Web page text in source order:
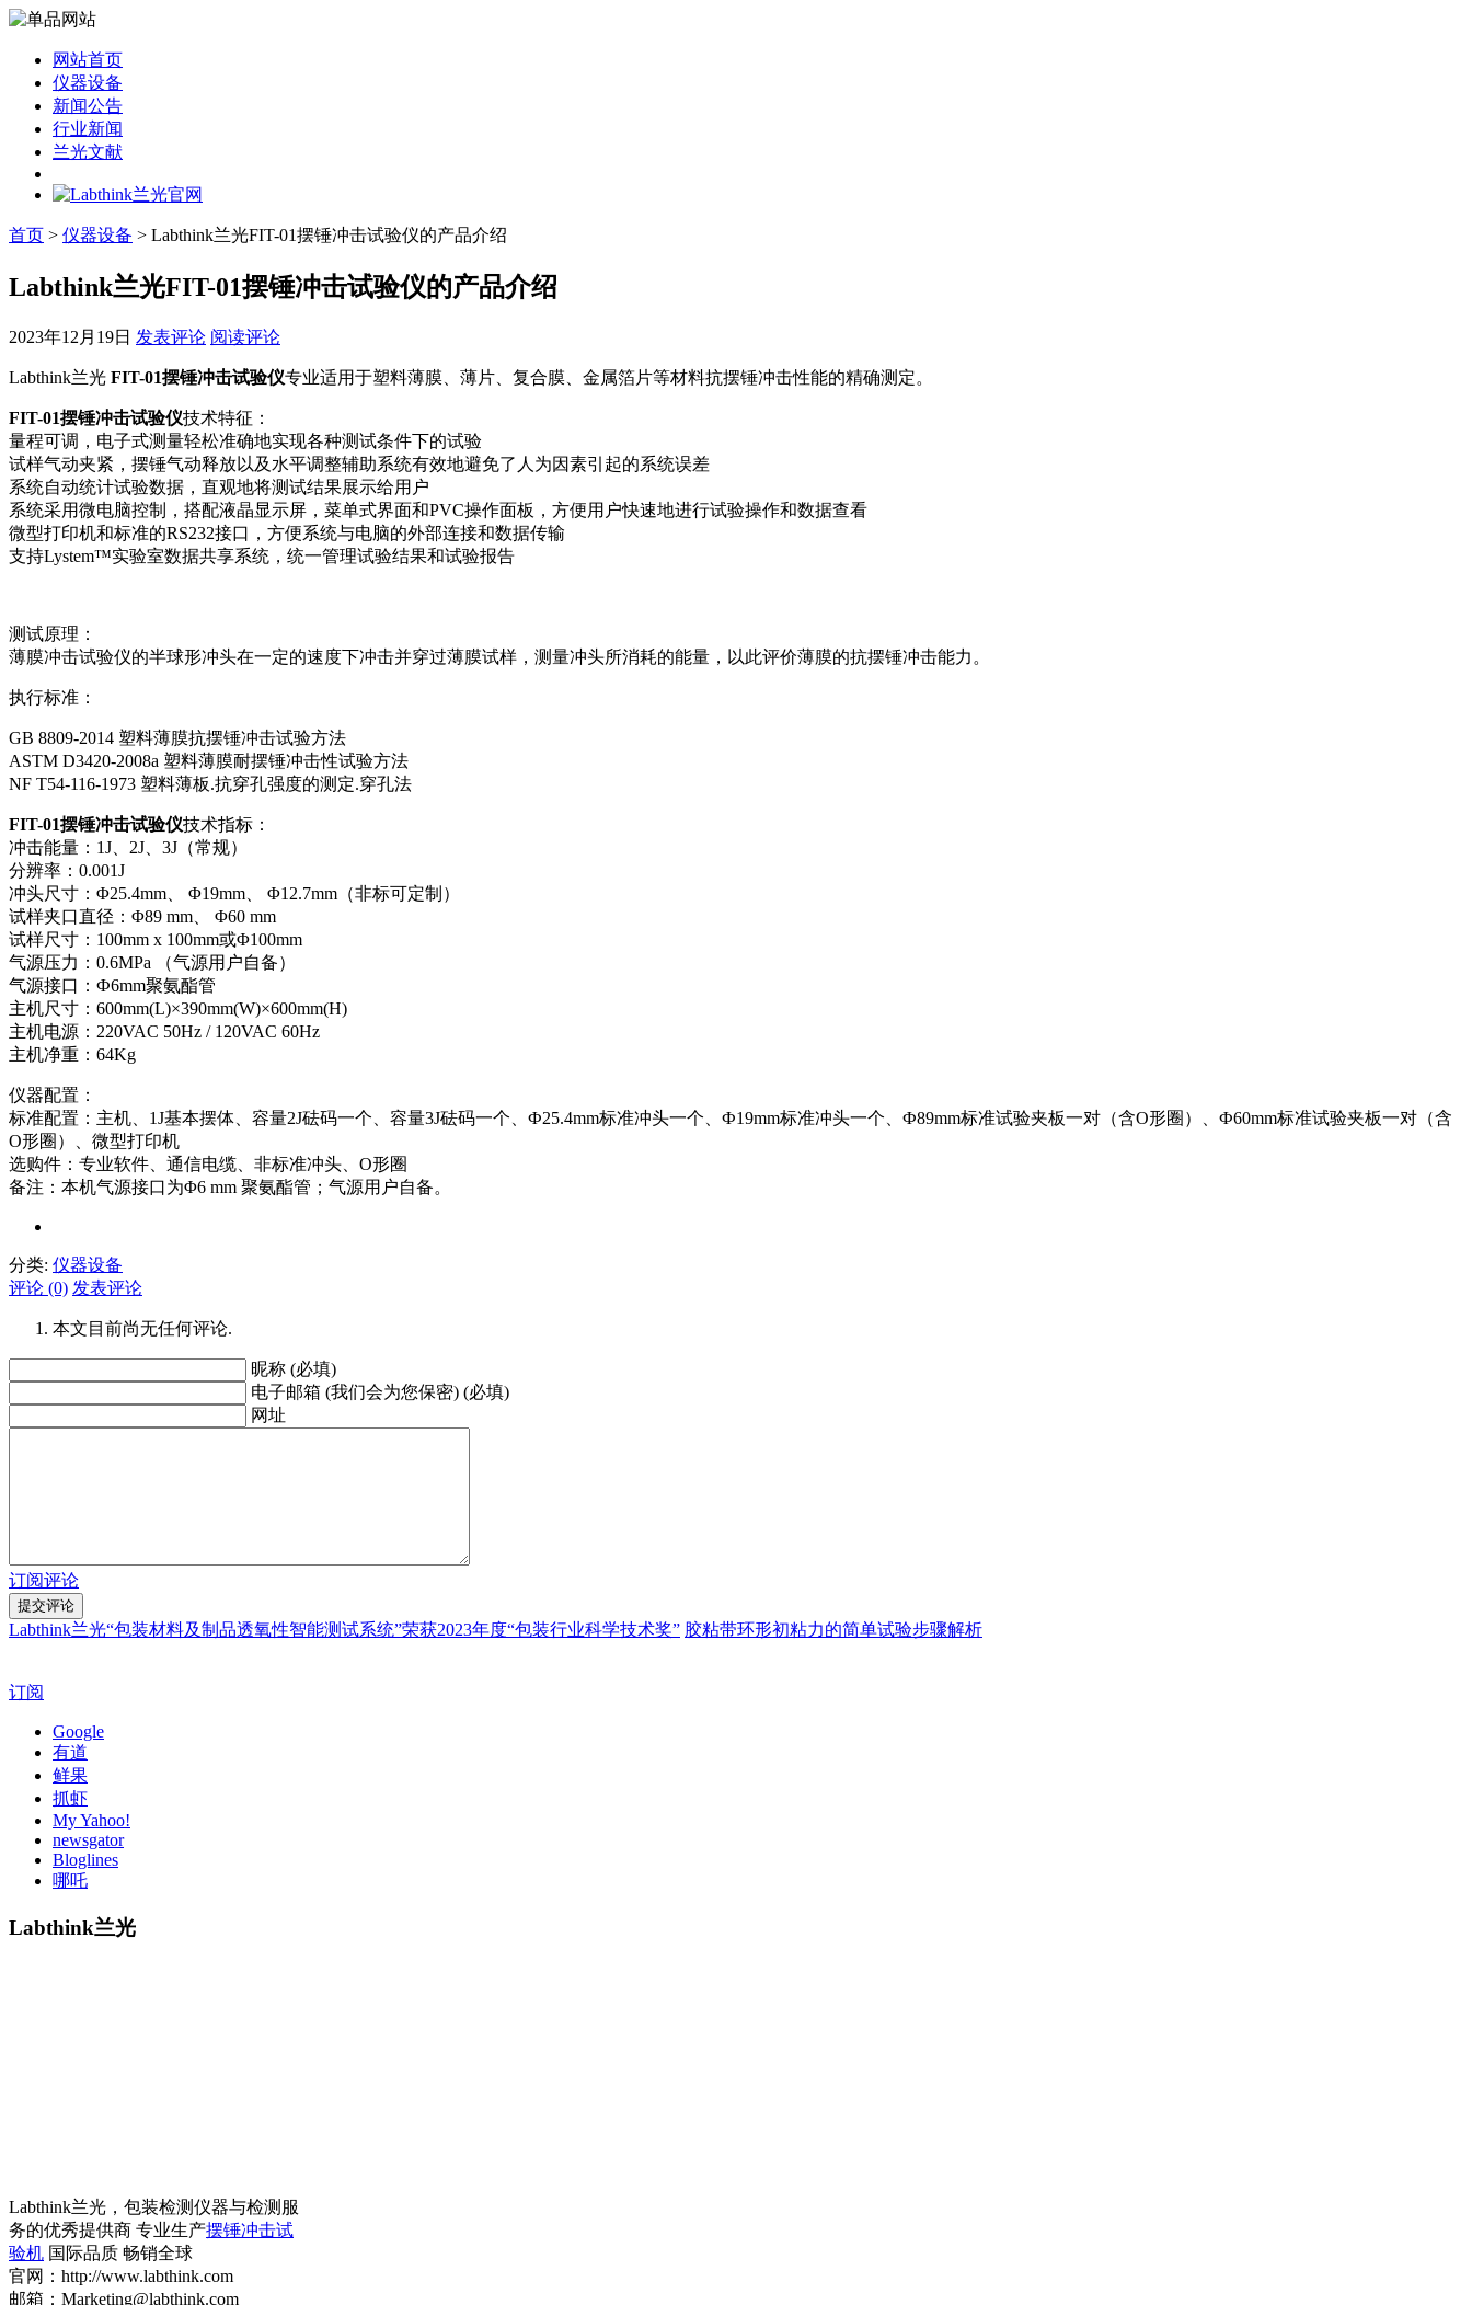
网站首页
仪器设备
新闻公告
行业新闻
兰光文献
首页 > 仪器设备 > Labthink兰光FIT-01摆锤冲击试验仪的产品介绍
Labthink兰光FIT-01摆锤冲击试验仪的产品介绍
2023年12月19日 发表评论 阅读评论
Labthink兰光 FIT-01摆锤冲击试验仪专业适用于塑料薄膜、薄片、复合膜、金属箔片等材料抗摆锤冲击性能的精确测定。
FIT-01摆锤冲击试验仪技术特征：
量程可调，电子式测量轻松准确地实现各种测试条件下的试验
试样气动夹紧，摆锤气动释放以及水平调整辅助系统有效地避免了人为因素引起的系统误差
系统自动统计试验数据，直观地将测试结果展示给用户
系统采用微电脑控制，搭配液晶显示屏，菜单式界面和PVC操作面板，方便用户快速地进行试验操作和数据查看
微型打印机和标准的RS232接口，方便系统与电脑的外部连接和数据传输
支持Lystem™实验室数据共享系统，统一管理试验结果和试验报告
测试原理：
薄膜冲击试验仪的半球形冲头在一定的速度下冲击并穿过薄膜试样，测量冲头所消耗的能量，以此评价薄膜的抗摆锤冲击能力。
执行标准：
GB 8809-2014 塑料薄膜抗摆锤冲击试验方法
ASTM D3420-2008a 塑料薄膜耐摆锤冲击性试验方法
NF T54-116-1973 塑料薄板.抗穿孔强度的测定.穿孔法
FIT-01摆锤冲击试验仪技术指标：
冲击能量：1J、2J、3J（常规）
分辨率：0.001J
冲头尺寸：Φ25.4mm、 Φ19mm、 Φ12.7mm（非标可定制）
试样夹口直径：Φ89 mm、 Φ60 mm
试样尺寸：100mm x 100mm或Φ100mm
气源压力：0.6MPa （气源用户自备）
气源接口：Ф6mm聚氨酯管
主机尺寸：600mm(L)×390mm(W)×600mm(H)
主机电源：220VAC 50Hz / 120VAC 60Hz
主机净重：64Kg
仪器配置：
标准配置：主机、1J基本摆体、容量2J砝码一个、容量3J砝码一个、Ф25.4mm标准冲头一个、Ф19mm标准冲头一个、Ф89mm标准试验夹板一对（含O形圈）、Ф60mm标准试验夹板一对（含
O形圈）、微型打印机
选购件：专业软件、通信电缆、非标准冲头、O形圈
备注：本机气源接口为Φ6 mm 聚氨酯管；气源用户自备。
分类: 仪器设备
评论 (0) 发表评论
本文目前尚无任何评论.
昵称 (必填)
电子邮箱 (我们会为您保密) (必填)
网址
订阅评论
Labthink兰光“包装材料及制品透氧性智能测试系统”荣获2023年度“包装行业科学技术奖” 胶粘带环形初粘力的简单试验步骤解析
订阅
Google
有道
鲜果
抓虾
My Yahoo!
newsgator
Bloglines
哪吒
Labthink兰光
Labthink兰光，包装检测仪器与检测服
务的优秀提供商 专业生产摆锤冲击试
验机 国际品质 畅销全球
官网：http://www.labthink.com
邮箱：Marketing@labthink.com